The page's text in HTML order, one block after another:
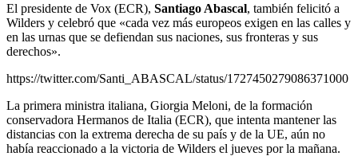
El presidente de Vox (ECR), Santiago Abascal, también felicitó a
Wilders y celebró que «cada vez más europeos exigen en las calles y
en las urnas que se defiendan sus naciones, sus fronteras y sus
derechos».
https://twitter.com/Santi_ABASCAL/status/1727450279086371000
La primera ministra italiana, Giorgia Meloni, de la formación
conservadora Hermanos de Italia (ECR), que intenta mantener las
distancias con la extrema derecha de su país y de la UE, aún no
había reaccionado a la victoria de Wilders el jueves por la mañana.